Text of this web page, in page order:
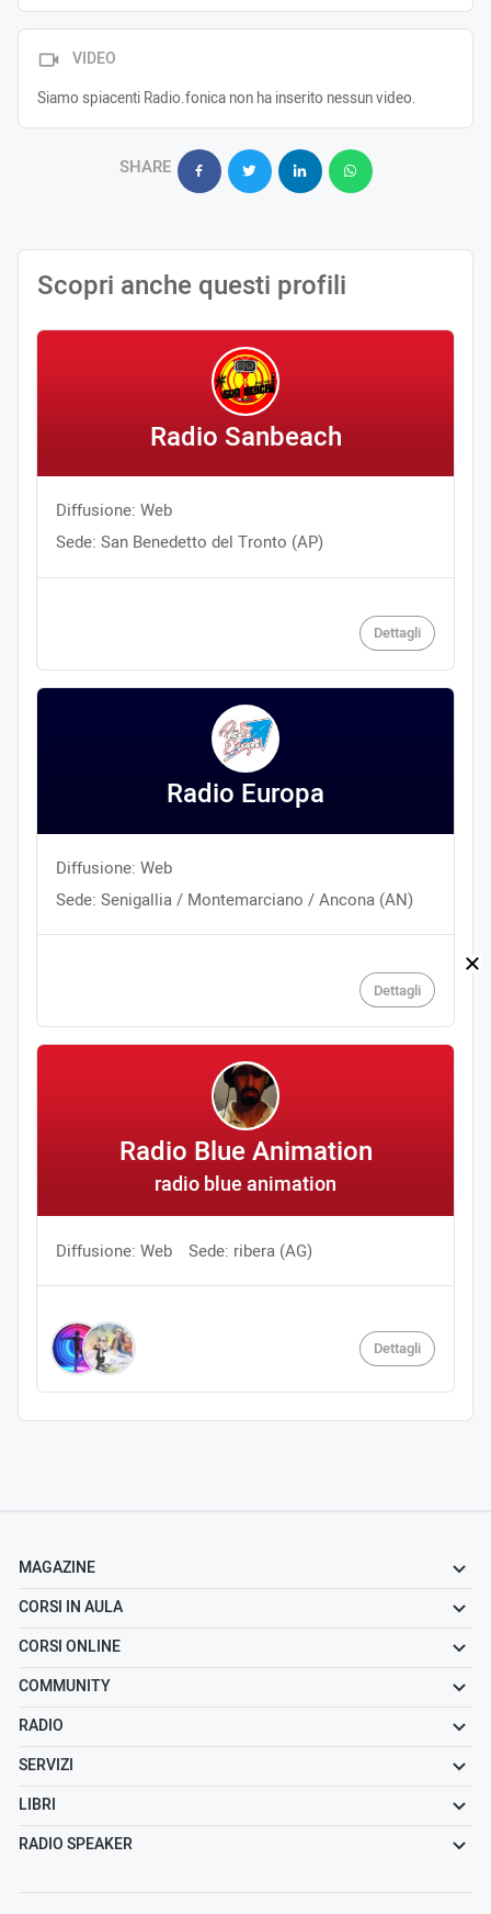
VIDEO
Siamo spiacenti Radio.fonica non ha inserito nessun video.
SHARE
Scopri anche questi profili
Radio Sanbeach
Diffusione: Web
Sede: San Benedetto del Tronto (AP)
Dettagli
Radio Europa
Diffusione: Web
Sede: Senigallia / Montemarciano / Ancona (AN)
Dettagli
Radio Blue Animation
radio blue animation
Diffusione: Web Sede: ribera (AG)
Dettagli
MAGAZINE
CORSI IN AULA
CORSI ONLINE
COMMUNITY
RADIO
SERVIZI
LIBRI
RADIO SPEAKER